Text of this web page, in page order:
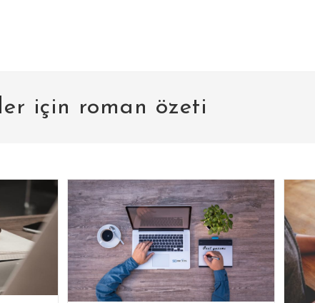
için roman özeti